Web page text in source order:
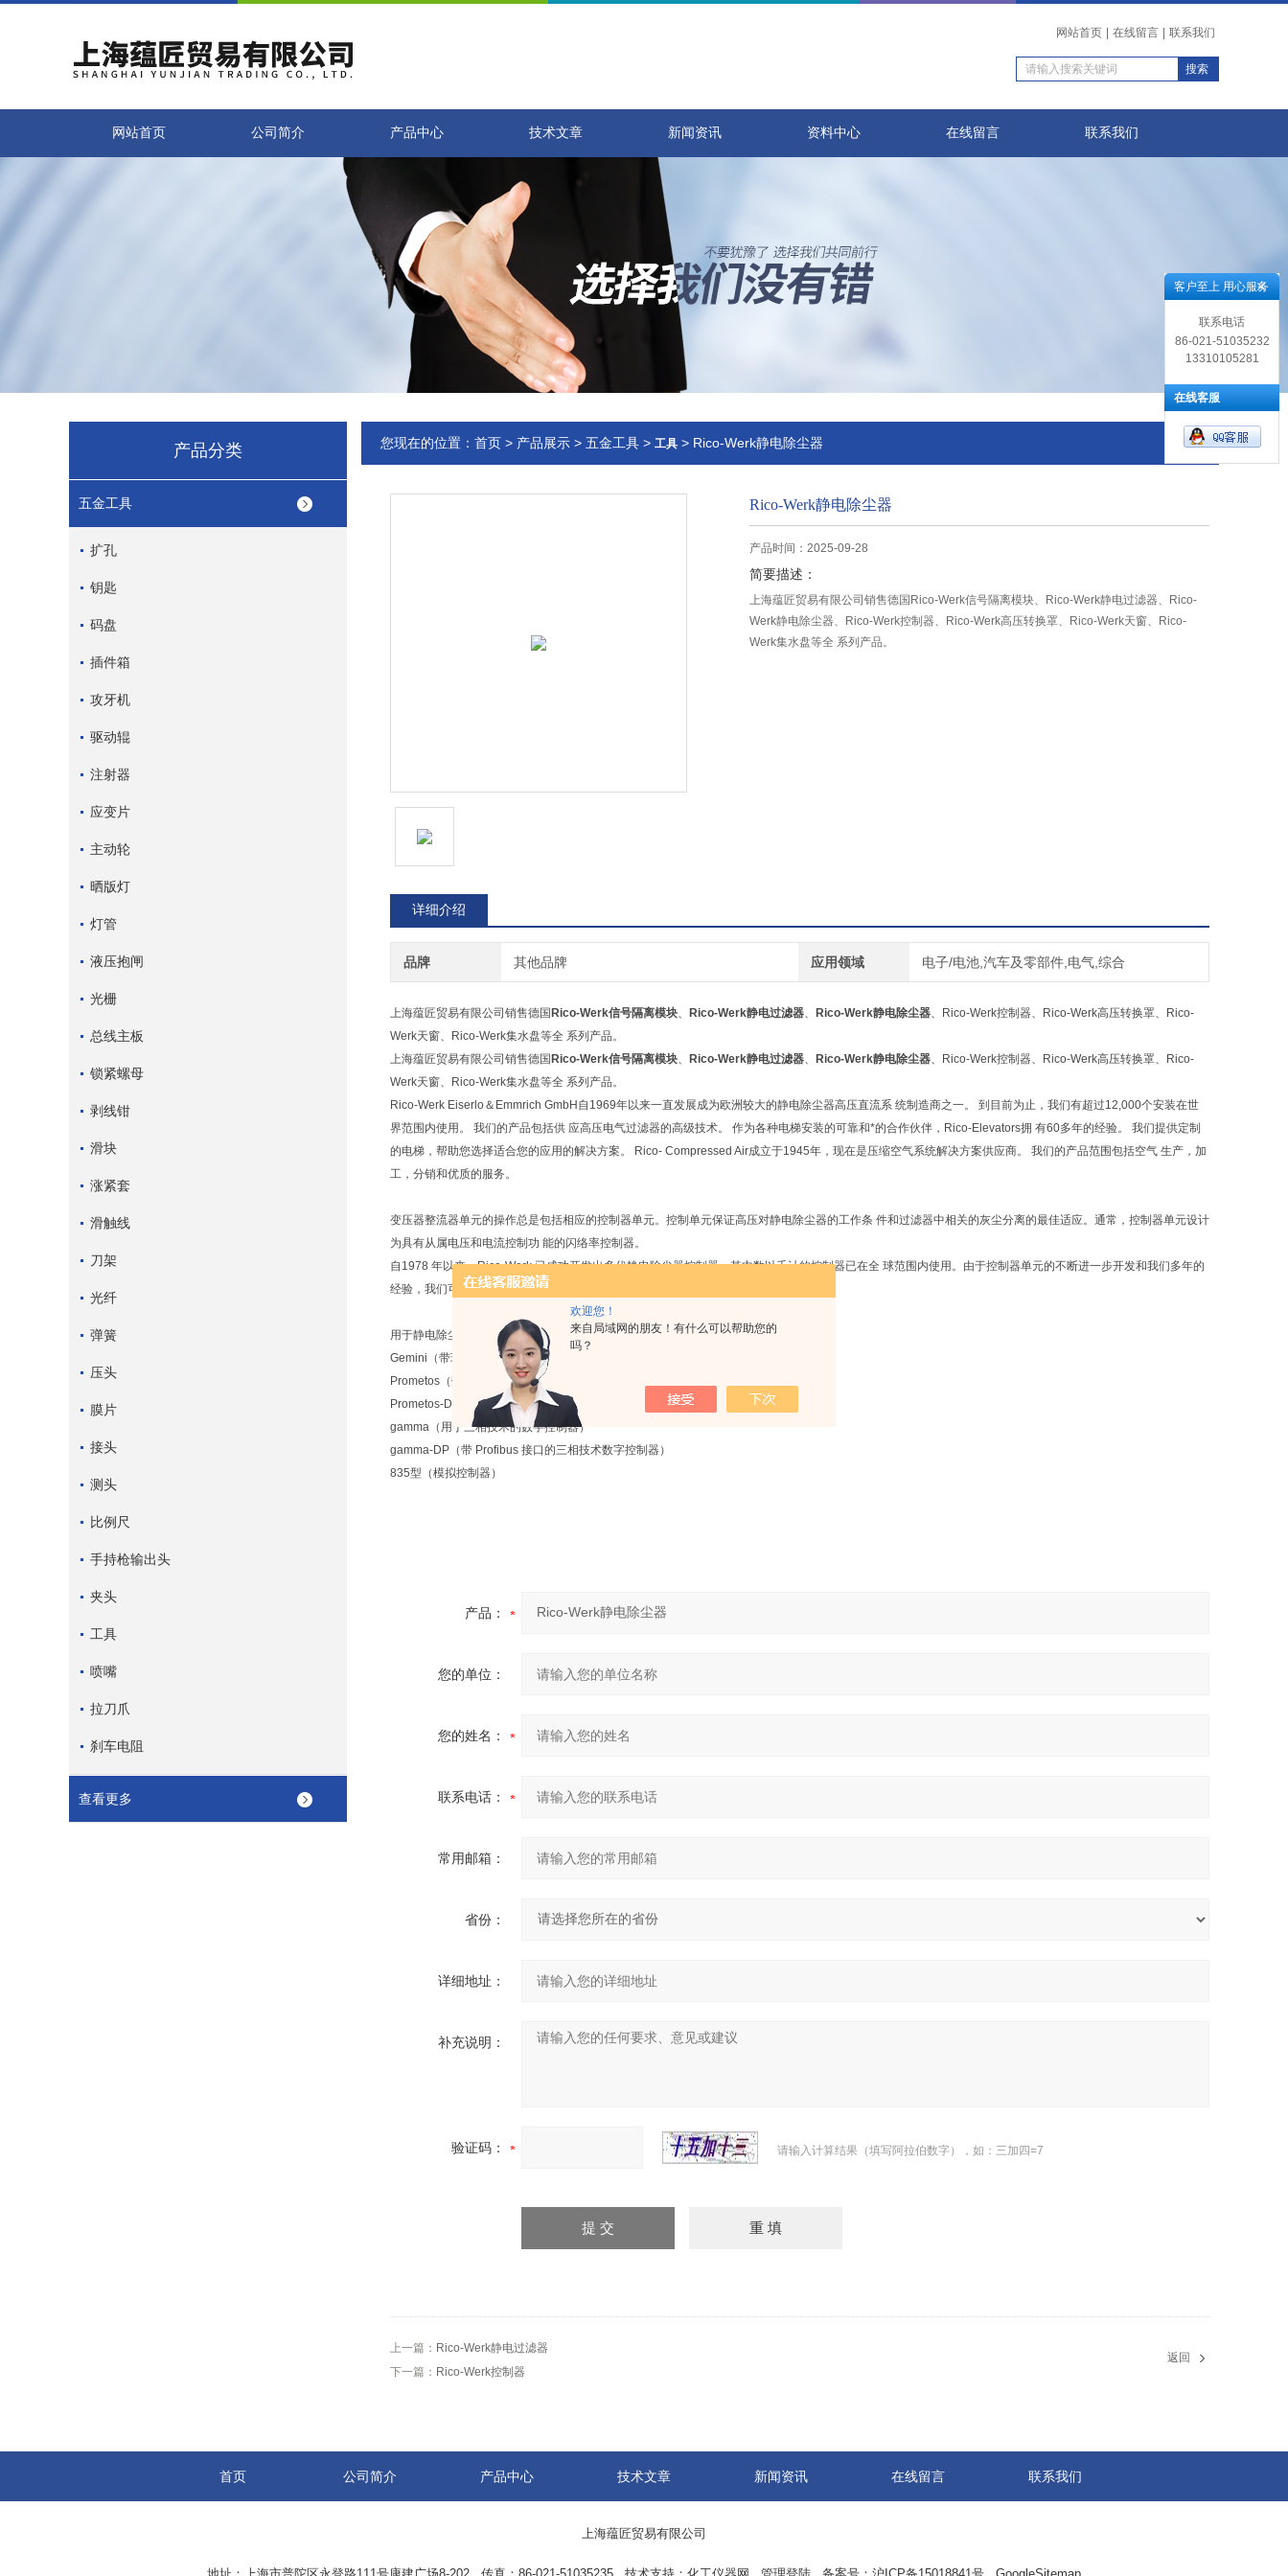
欢迎您！
来自局域网的朋友！有什么可以帮助您的
吗？
网站首页 在线留言 联系我们
网站首页 公司简介 产品中心 技术文章 新闻资讯 资料中心 在线留言 联系我们
产品分类
五金工具
扩孔
钥匙
码盘
插件箱
攻牙机
驱动辊
注射器
应变片
主动轮
晒版灯
灯管
液压抱闸
光栅
总线主板
锁紧螺母
剥线钳
滑块
涨紧套
滑触线
刀架
光纤
弹簧
压头
膜片
接头
测头
比例尺
手持枪输出头
夹头
工具
喷嘴
拉刀爪
刹车电阻
查看更多
您现在的位置： 首页 > 产品展示 > 五金工具 > 工具 > Rico-Werk静电除尘器
Rico-Werk静电除尘器
产品时间：2025-09-28
简要描述：
上海蕴匠贸易有限公司销售德国Rico-Werk信号隔离模块、Rico-Werk静电过滤器、Rico-
Werk静电除尘器、Rico-Werk控制器、Rico-Werk高压转换罩、Rico-Werk天窗、Rico-
Werk集水盘等全 系列产品。
详细介绍
品牌 其他品牌 应用领域 电子/电池,汽车及零部件,电气,综合
上海蕴匠贸易有限公司销售德国 Rico-Werk信号隔离模块、 Rico-Werk静电过滤器、 Rico-Werk静电除尘器、Rico-Werk控制器、Rico-Werk高压转换罩、Rico-
Werk天窗、Rico-Werk集水盘等全 系列产品。
上海蕴匠贸易有限公司销售德国 Rico-Werk信号隔离模块、 Rico-Werk静电过滤器、 Rico-Werk静电除尘器、Rico-Werk控制器、Rico-Werk高压转换罩、Rico-
Werk天窗、Rico-Werk集水盘等全 系列产品。
Rico-Werk Eiserlo＆Emmrich GmbH自1969年以来一直发展成为欧洲较大的静电除尘器高压直流系 统制造商之一。 到目前为止，我们有超过12,000个安装在世
界范围内使用。 我们的产品包括供 应高压电气过滤器的高级技术。 作为各种电梯安装的可靠和*的合作伙伴，Rico-Elevators拥 有60多年的经验。 我们提供定制
的电梯，帮助您选择适合您的应用的解决方案。 Rico- Compressed Air成立于1945年，现在是压缩空气系统解决方案供应商。 我们的产品范围包括空气 生产，加
工，分销和优质的服务。
变压器整流器单元的操作总是包括相应的控制器单元。控制单元保证高压对静电除尘器的工作条 件和过滤器中相关的灰尘分离的最佳适应。通常，控制器单元设计
为具有从属电压和电流控制功 能的闪络率控制器。
自1978 年以来，Rico-Werk 已成功开发出多代静电除尘器控制器，其中数以千计的控制器已在全 球范围内使用。由于控制器单元的不断进一步开发和我们多年的
经验，我们可以始终为您提供解 决方案：
用于静电除尘器操作的电流控制器单元：
Gemini（带现场总线接口的数字控制器）
Prometos（数字控制器）
Prometos-DP（带 Profibus 接口的数字控制器）
gamma（用于三相技术的数字控制器）
gamma-DP（带 Profibus 接口的三相技术数字控制器）
835型（模拟控制器）
产品：
您的单位：
您的姓名：
联系电话：
常用邮箱：
省份：
详细地址：
补充说明：
验证码： 请输入计算结果（填写阿拉伯数字），如：三加四=7
上一篇： Rico-Werk静电过滤器
下一篇： Rico-Werk控制器
返回
首页 公司简介 产品中心 技术文章 新闻资讯 在线留言 联系我们
上海蕴匠贸易有限公司
客户至上 用心服务
联系电话
86-021-51035232
13310105281
在线客服